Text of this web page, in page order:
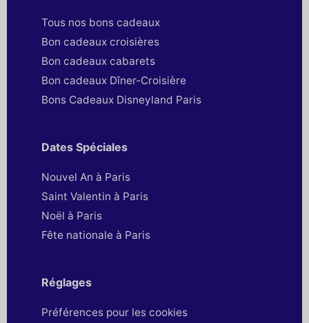
Tous nos bons cadeaux
Bon cadeaux croisières
Bon cadeaux cabarets
Bon cadeaux Dîner-Croisière
Bons Cadeaux Disneyland Paris
Dates Spéciales
Nouvel An à Paris
Saint Valentin à Paris
Noël à Paris
Fête nationale à Paris
Réglages
Préférences pour les cookies